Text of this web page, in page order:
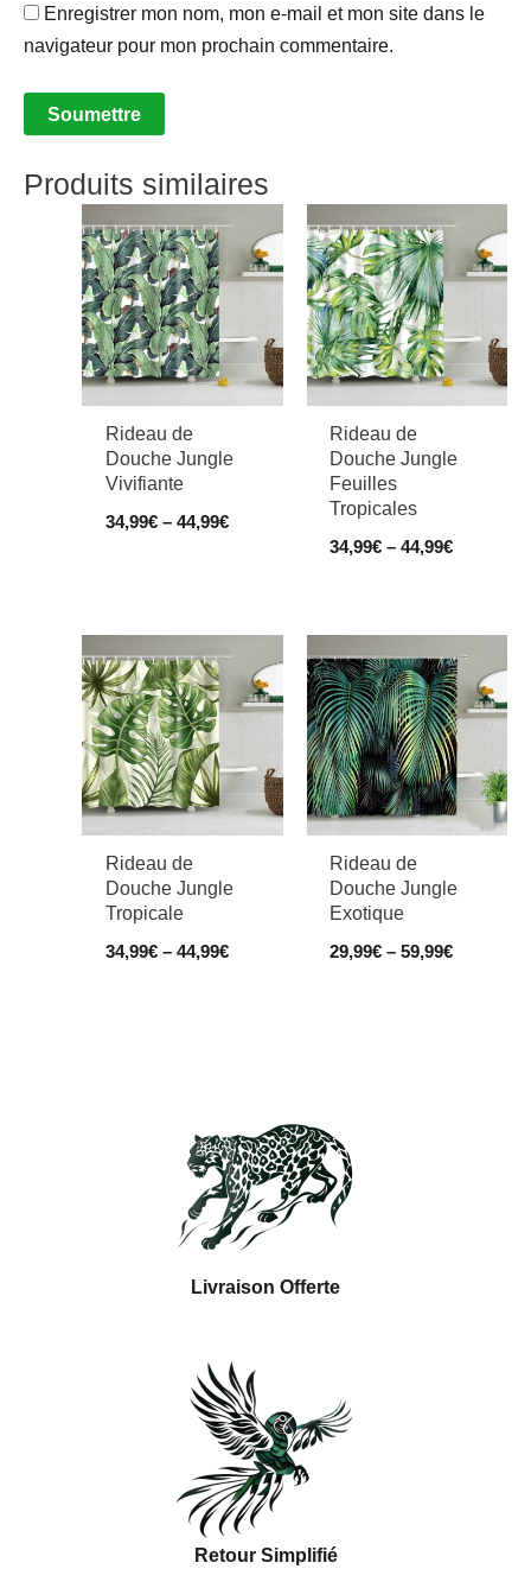
Enregistrer mon nom, mon e-mail et mon site dans le
navigateur pour mon prochain commentaire.
Produits similaires
Rideau de
Douche Jungle
Vivifiante
34,99€– 44,99€
Rideau de
Douche Jungle
Feuilles
Tropicales
34,99€ –44,99€
Rideau de
Douche Jungle
Tropicale
34,99€– 44,99€
Rideau de
Douche Jungle
Exotique
29,99€ –59,99€
Livraison Offerte
Retour Simplifié